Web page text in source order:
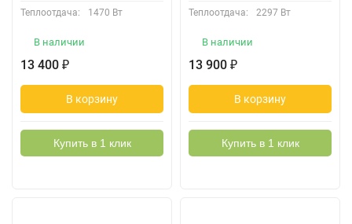
Теплоотдача: 1470 Вт
В наличии
13 400 ₽
В корзину
Купить в 1 клик
Теплоотдача: 2297 Вт
В наличии
13 900 ₽
В корзину
Купить в 1 клик